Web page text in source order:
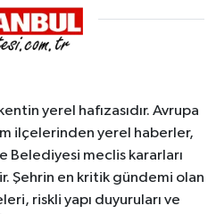
alındı
yerel hafızasıdır. Avrupa
ilçelerinden yerel haberler,
Belediyesi meclis kararları
Şehrin en kritik gündemi olan
riskli yapı duyuruları ve